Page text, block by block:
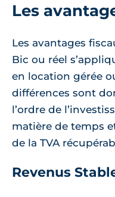
Les
Les avantages
Bic ou réel
en location gérée
différences sont
l’ordre de
matière de temps
de la TVA
Revenus